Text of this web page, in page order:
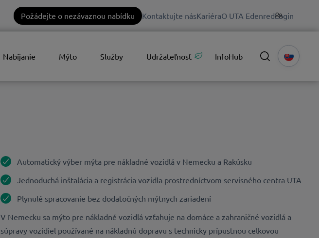
Požádejte o nezávaznou nabídku Kontaktujte násKariéraO UTA EdenredLogin
Nabíjanie Mýto Služby Udržateľnosť InfoHub
Automatický výber mýta pre nákladné vozidlá v Nemecku a Rakúsku
Jednoduchá inštalácia a registrácia vozidla prostredníctvom servisného centra UTA
Plynulé spracovanie bez dodatočných mýtnych zariadení
V Nemecku sa mýto pre nákladné vozidlá vzťahuje na domáce a zahraničné vozidlá a
súpravy vozidiel používané na nákladnú dopravu s technicky prípustnou celkovou